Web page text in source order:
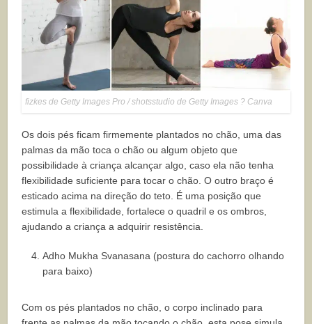
fizkes de Getty Images Pro / shotsstudio de Getty Images ? Canva
Os dois pés ficam firmemente plantados no chão, uma das
palmas da mão toca o chão ou algum objeto que
possibilidade à criança alcançar algo, caso ela não tenha
flexibilidade suficiente para tocar o chão. O outro braço é
esticado acima na direção do teto. É uma posição que
estimula a flexibilidade, fortalece o quadril e os ombros,
ajudando a criança a adquirir resistência.
Adho Mukha Svanasana (postura do cachorro olhando
para baixo)
Com os pés plantados no chão, o corpo inclinado para